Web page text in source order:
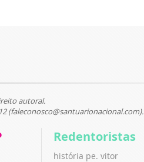
autoral.
(faleconosco@santuarionacional.com).
Redentoristas
história pe. vitor